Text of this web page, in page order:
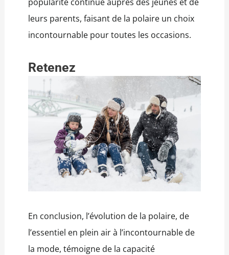
leurs parents, faisant de la polaire un choix
incontournable pour toutes les occasions.
Retenez
En conclusion, l’évolution de la polaire, de
l’essentiel en plein air à l’incontournable de
la mode, témoigne de la capacité